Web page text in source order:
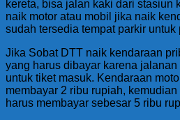
kereta, bisa jalan kaki dari stasiun
naik motor atau mobil jika naik
sudah tersedia tempat parkir untuk
Jika Sobat DTT naik kendaraan
yang harus dibayar karena
untuk tiket masuk. Kendaraan
membayar 2 ribu rupiah,
harus membayar sebesar 5 ribu